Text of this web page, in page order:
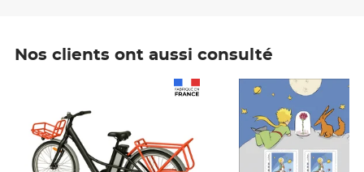
Nos clients ont aussi consulté
Prix 7,50€